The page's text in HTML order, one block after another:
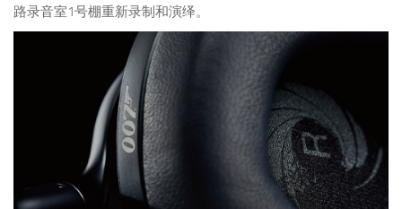
路录音室1号棚重新录制和演绎。